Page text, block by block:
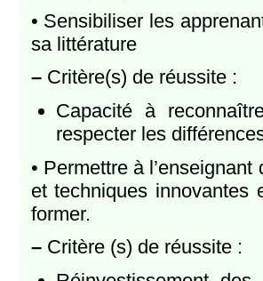
• Sensibiliser les
sa littérature
–Critère(s) de réussite :
Capacité à
respecter les
• Permettre à
et techniques innovantes
former.
–Critère (s) de réussite :